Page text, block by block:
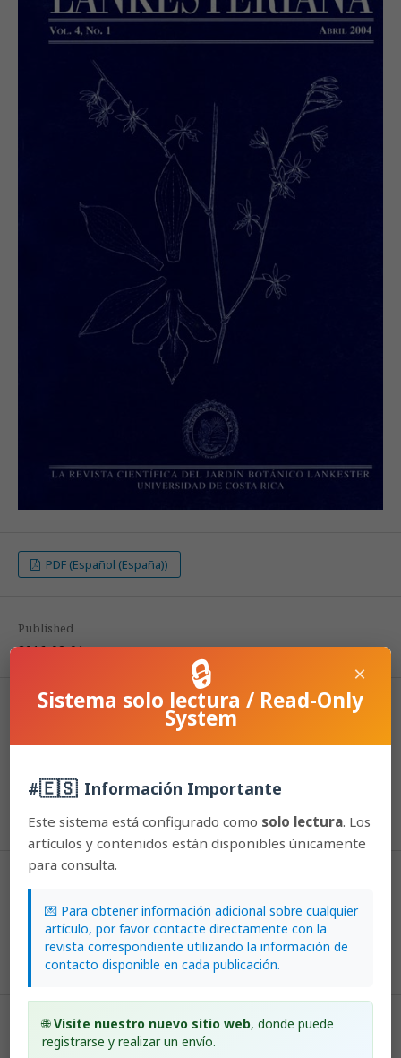
PDF (Español (España))
Published
2016-02-01
How to Cite
Lobo, S. (2016). Tipos de orquidáceas brenesianas, descritas por R.
Schlechter, en el Herbario Nacional de Costa Rica.Lankesteriana:
https://doi.org/10.15517/lank.v4i1.22979
More Citation Formats
2004: Lankesteriana: Volumen 4, Número 1
Section
Articles
License
×
🔒
Sistema solo lectura / Read-Only
System
#🇪🇸 Información Importante
Este sistema está configurado como solo lectura. Los
artículos y contenidos están disponibles únicamente
para consulta.
💌 Para obtener información adicional sobre cualquier
artículo, por favor contacte directamente con la
revista correspondiente utilizando la información de
contacto disponible en cada publicación.
🌐Visite nuestro nuevo sitio web, donde puede
registrarse y realizar un envío.